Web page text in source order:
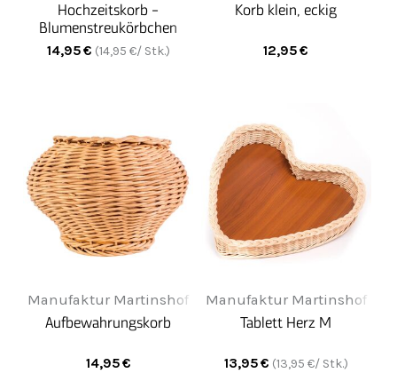
Hochzeitskorb -
Blumenstreukörbchen
14,95€ (14,95 €/ Stk.)
Korb klein, eckig
12,95€
Manufaktur Martinshof
Aufbewahrungskorb
14,95€
Manufaktur Martinshof
Tablett Herz M
13,95€ (13,95 €/ Stk.)